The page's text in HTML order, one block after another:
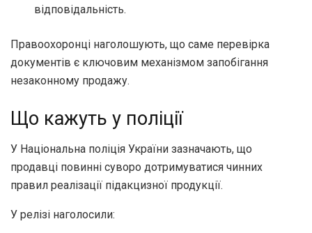
відповідальність.
Правоохоронці наголошують, що саме перевірка
документів є ключовим механізмом запобігання
незаконному продажу.
Що кажуть у поліції
У Національна поліція України зазначають, що
продавці повинні суворо дотримуватися чинних
правил реалізації підакцизної продукції.
У релізі наголосили: